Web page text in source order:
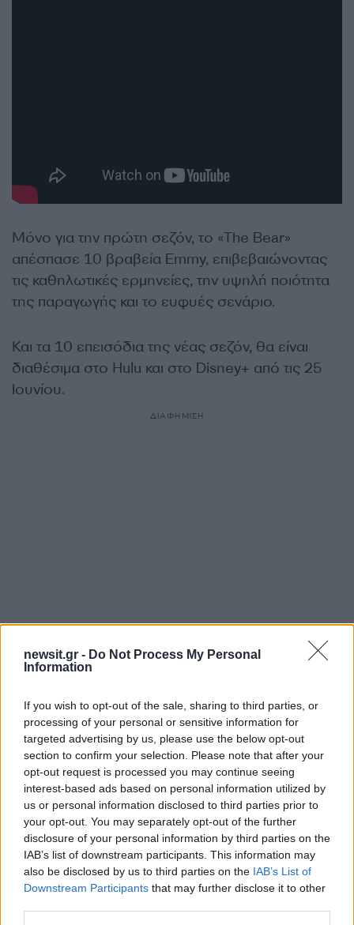
newsit.gr - Do Not Process My Personal
Information
If you wish to opt-out of the sale, sharing to third parties, or
processing of your personal or sensitive information for
targeted advertising by us, please use the below opt-out
section to confirm your selection. Please note that after your
opt-out request is processed you may continue seeing
interest-based ads based on personal information utilized by
us or personal information disclosed to third parties prior to
your opt-out. You may separately opt-out of the further
disclosure of your personal information by third parties on the
IAB’s list of downstream participants. This information may
also be disclosed by us to third parties on the IAB’s List of
Downstream Participants that may further disclose it to other
Μόνο για την πρώτη σεζόν, το «The Bear»
απέσπασε 10 βραβεία Emmy, επιβεβαιώνοντας
τις καθηλωτικές ερμηνείες, την υψηλή ποιότητα
της παραγωγής και το ευφυές σενάριο.
Και τα 10 επεισόδια της νέας σεζόν, θα είναι
διαθέσιμα στο Hulu και στο Disney+ από τις 25
Ιουνίου.
ΔΙΑΦΗΜΙΣΗ
Αν τα χάσατε
Φωτιά στον Κουβαρά
Αττικής: Μήνυμα του 112
για εκκένωση του Αγίου
Στυλιανού προς Καλύβια –
Διακοπή κυκλοφορίας στη
Η Μαρία
απαντά για τις
αποχωρήσεις:
αντιληφθεί το
ο Θανάσης Αυγερινός